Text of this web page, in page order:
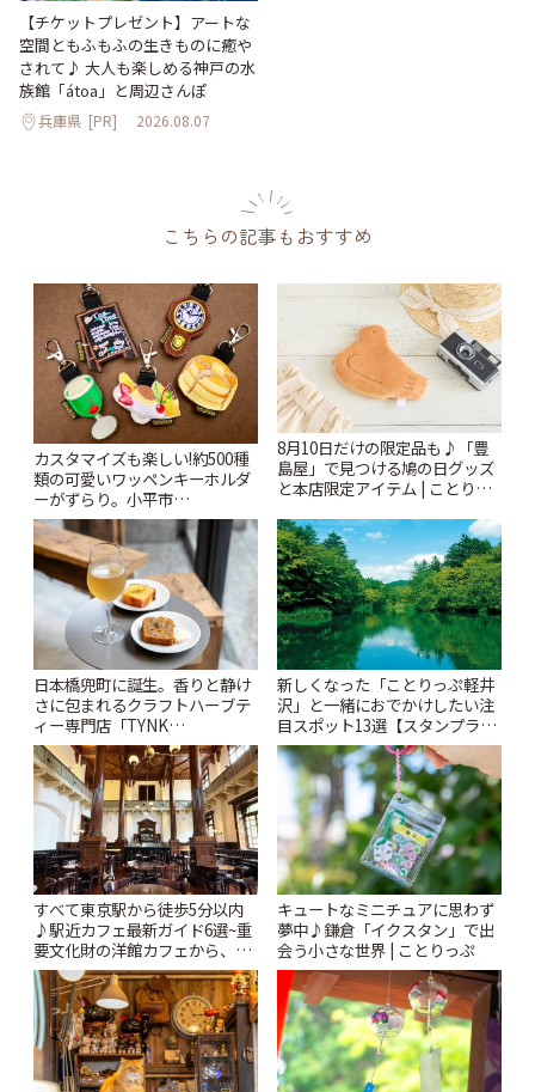
【チケットプレゼント】アートな
空間ともふもふの生きものに癒や
されて♪ 大人も楽しめる神戸の水
族館「átoa」と周辺さんぽ
兵庫県 [PR] 2026.08.07
こちらの記事もおすすめ
カスタマイズも楽しい!約500種
類の可愛いワッペンキーホルダ
ーがずらり。小平市
「Kimamaya T&K」 | ことりっ
ぷ
8月10日だけの限定品も♪「豊
島屋」で見つける鳩の日グッズ
と本店限定アイテム | ことりっ
日本橋兜町に誕生。香りと静け
さに包まれるクラフトハーブテ
ィー専門店「TYNK
Kabutocho」 | ことりっぷ
新しくなった「ことりっぷ軽井
沢」と一緒におでかけしたい注
目スポット13選【スタンプラリ
ー開催中】 | ことりっぷ
すべて東京駅から徒歩5分以内
♪駅近カフェ最新ガイド6選~重
要文化財の洋館カフェから、改
札すぐのレトロ喫茶まで~ | こと
りっぷ
キュートなミニチュアに思わず
夢中♪鎌倉「イクスタン」で出
会う小さな世界 | ことりっぷ